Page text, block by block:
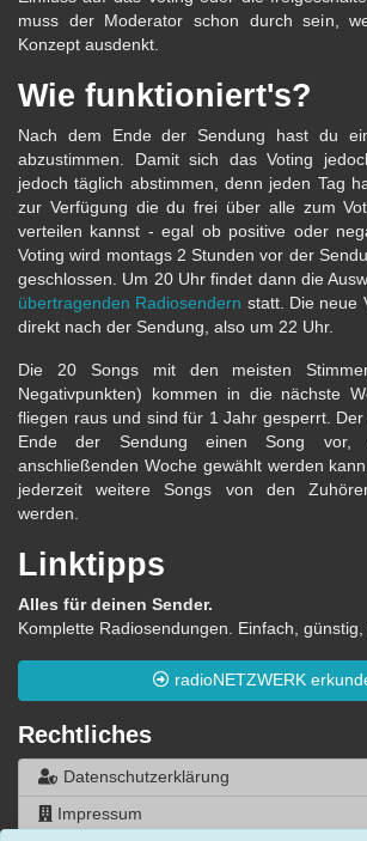
muss der Moderator schon durch sein,
Konzept ausdenkt.
Wie funktioniert's?
Nach dem Ende der Sendung hast du
abzustimmen. Damit sich das Voting
jedoch täglich abstimmen, denn jeden Tag
zur Verfügung die du frei über alle zum
verteilen kannst - egal ob positive oder
Voting wird montags 2 Stunden vor der
geschlossen. Um 20 Uhr findet dann die
übertragenden Radiosendern statt. Die neue
direkt nach der Sendung, also um 22 Uhr.
Die 20 Songs mit den meisten
Negativpunkten) kommen in die nächste
fliegen raus und sind für 1 Jahr gesperrt.
Ende der Sendung einen Song
anschließenden Woche gewählt werden
jederzeit weitere Songs von den
werden.
Linktipps
Alles für deinen Sender.
Komplette Radiosendungen. Einfach, günstig,
radioNETZWERK
Rechtliches
Datenschutzerklärung
Impressum